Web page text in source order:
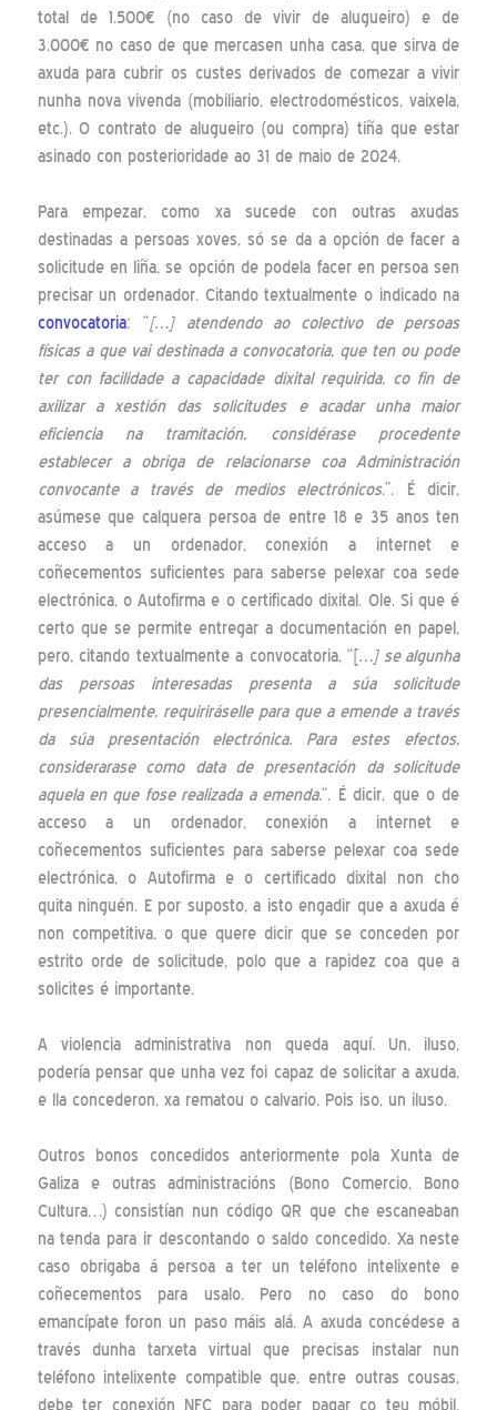
total de 1.500€ (no caso de vivir de alugueiro) e de
3.000€ no caso de que mercasen unha casa, que sirva de
axuda para cubrir os custes derivados de comezar a vivir
nunha nova vivenda (mobiliario, electrodomésticos, vaixela,
etc.). O contrato de alugueiro (ou compra) tiña que estar
asinado con posterioridade ao 31 de maio de 2024.
Para empezar, como xa sucede con outras axudas
destinadas a persoas xoves, só se da a opción de facer a
solicitude en liña, se opción de podela facer en persoa sen
precisar un ordenador. Citando textualmente o indicado na
convocatoria: “[…] atendendo ao colectivo de persoas
físicas a que vai destinada a convocatoria, que ten ou pode
ter con facilidade a capacidade dixital requirida, co fin de
axilizar a xestión das solicitudes e acadar unha maior
eficiencia na tramitación, considérase procedente
establecer a obriga de relacionarse coa Administración
convocante a través de medios electrónicos.”. É dicir,
asúmese que calquera persoa de entre 18 e 35 anos ten
acceso a un ordenador, conexión a internet e
coñecementos suficientes para saberse pelexar coa sede
electrónica, o Autofirma e o certificado dixital. Ole. Si que é
certo que se permite entregar a documentación en papel,
pero, citando textualmente a convocatoria, “[…] se algunha
das persoas interesadas presenta a súa solicitude
presencialmente, requiriráselle para que a emende a través
da súa presentación electrónica. Para estes efectos,
considerarase como data de presentación da solicitude
aquela en que fose realizada a emenda.“. É dicir, que o de
acceso a un ordenador, conexión a internet e
coñecementos suficientes para saberse pelexar coa sede
electrónica, o Autofirma e o certificado dixital non cho
quita ninguén. E por suposto, a isto engadir que a axuda é
non competitiva, o que quere dicir que se conceden por
estrito orde de solicitude, polo que a rapidez coa que a
solicites é importante.
A violencia administrativa non queda aquí. Un, iluso,
podería pensar que unha vez foi capaz de solicitar a axuda,
e lla concederon, xa rematou o calvario. Pois iso, un iluso.
Outros bonos concedidos anteriormente pola Xunta de
Galiza e outras administracións (Bono Comercio, Bono
Cultura…) consistían nun código QR que che escaneaban
na tenda para ir descontando o saldo concedido. Xa neste
caso obrigaba á persoa a ter un teléfono intelixente e
coñecementos para usalo. Pero no caso do bono
emancípate foron un paso máis alá. A axuda concédese a
través dunha tarxeta virtual que precisas instalar nun
teléfono intelixente compatible que, entre outras cousas,
debe ter conexión NFC para poder pagar co teu móbil.